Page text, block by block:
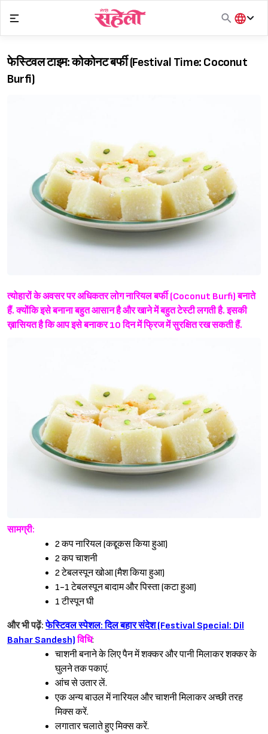
Sign in
content
हिंदी
मराठी
फेस्टिवल टाइम: कोकोनट बर्फी (Festival Time: Coconut
Burfi)
त्योहारों के अवसर पर अधिकतर लोग नारियल बर्फी (Coconut Burfi) बनाते
हैं. क्योंकि इसे बनाना बहुत आसान है और खाने में बहुत टेस्टी लगती है. इसकी
ख़ासियत है कि आप इसे बनाकर 10 दिन में फ्रिज में सुरक्षित रख सकती हैं.
सामग्री:
2 कप नारियल (कद्दूकस किया हुआ)
2 कप चाशनी
2 टेबलस्पून खोआ (मैश किया हुआ)
1-1 टेबलस्पून बादाम और पिस्ता (कटा हुआ)
1 टीस्पून घी
और भी पढ़ें:फेस्टिवल स्पेशल: दिल बहार संदेश (Festival Special: Dil
Bahar Sandesh) विधि:
चाशनी बनाने के लिए पैन में शक्कर और पानी मिलाकर शक्कर के
घुलने तक पकाएं.
आंच से उतार लें.
एक अन्य बाउल में नारियल और चाशनी मिलाकर अच्छी तरह
मिक्स करें.
लगातार चलाते हुए मिक्स करें.